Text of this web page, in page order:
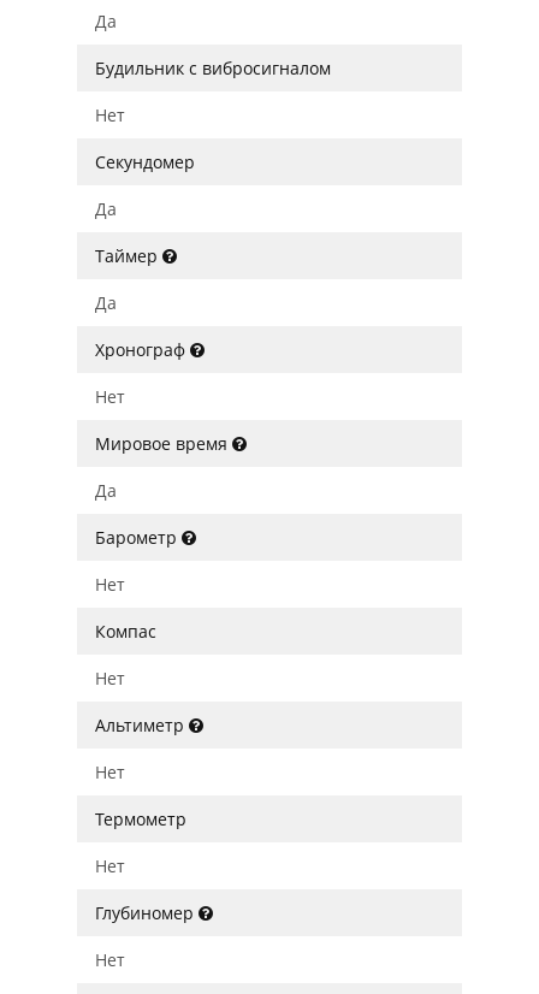
Да
Будильник с вибросигналом
Нет
Секундомер
Да
Таймер
Да
Хронограф
Нет
Мировое время
Да
Барометр
Нет
Компас
Нет
Альтиметр
Нет
Термометр
Нет
Глубиномер
Нет